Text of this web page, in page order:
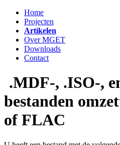
Home
Projecten
Artikelen
Over MGET
Downloads
Contact
.MDF-, .ISO-,
bestanden
of FLAC